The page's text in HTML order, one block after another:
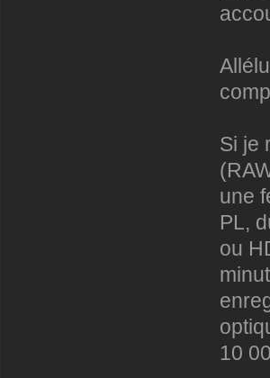
Si je
une
PL,
ou
10